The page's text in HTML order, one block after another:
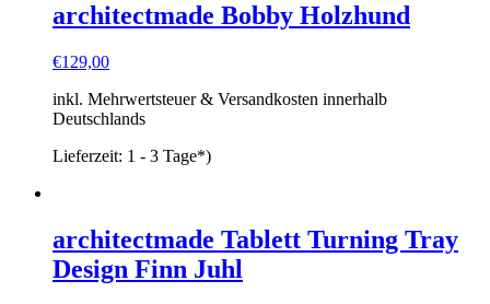
architectmade Bobby Holzhund
€129,00
inkl. Mehrwertsteuer & Versandkosten innerhalb
Deutschlands
Lieferzeit: 1 - 3 Tage*)
architectmade Tablett Turning Tray
Design Finn Juhl